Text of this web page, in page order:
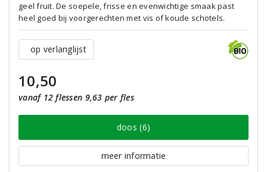
geel fruit. De soepele, frisse en evenwichtige smaak past
heel goed bij voorgerechten met vis of koude schotels.
op verlanglijst
10,50
vanaf 12 flessen 9,63 per fles
doos (6)
meer informatie